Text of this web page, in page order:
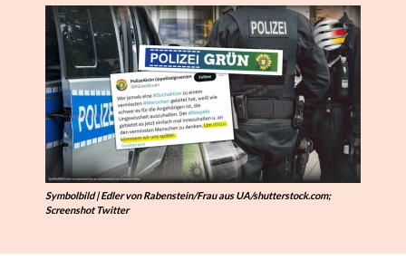
Symbolbild | Edler von Rabenstein/Frau aus UA/shutterstock.com;
Screenshot Twitter